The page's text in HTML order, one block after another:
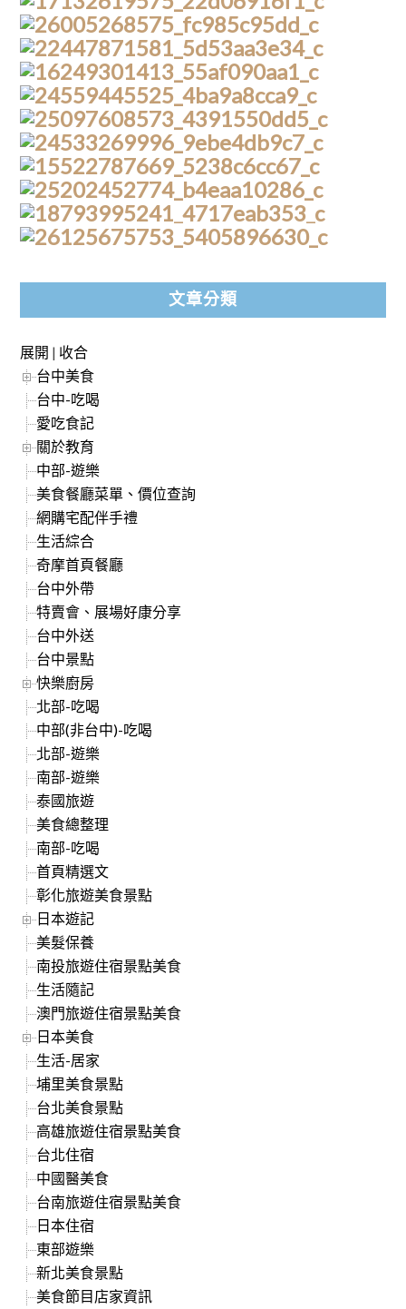
文章分類
展開 | 收合
台中美食
台中-吃喝
愛吃食記
關於教育
中部-遊樂
美食餐廳菜單、價位查詢
網購宅配伴手禮
生活綜合
奇摩首頁餐廳
台中外帶
特賣會、展場好康分享
台中外送
台中景點
快樂廚房
北部-吃喝
中部(非台中)-吃喝
北部-遊樂
南部-遊樂
泰國旅遊
美食總整理
南部-吃喝
首頁精選文
彰化旅遊美食景點
日本遊記
美髮保養
南投旅遊住宿景點美食
生活隨記
澳門旅遊住宿景點美食
日本美食
生活-居家
埔里美食景點
台北美食景點
高雄旅遊住宿景點美食
台北住宿
中國醫美食
台南旅遊住宿景點美食
日本住宿
東部遊樂
新北美食景點
美食節目店家資訊